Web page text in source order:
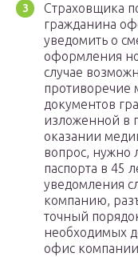
Страховщика
гражданина
уведомить о
оформления
случае
документов
изложенной в
оказании
вопрос, нужно
паспорта в 45
уведомления
компанию,
точный
необходимых
офис